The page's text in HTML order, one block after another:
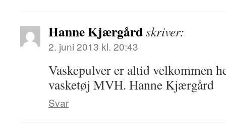
Hanne Kjærgårdskriver:
2. juni 2013 kl. 20:43
Vaskepulver er altid velkommen
vasketøj MVH. Hanne Kjærgård
Svar